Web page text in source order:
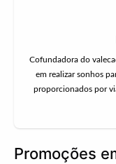
Cofundadora do
em realizar sonhos
proporcionados por
Promoções